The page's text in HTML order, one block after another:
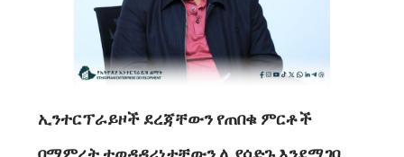
ኢንተርፕራይዞች ደረጃቸውን የጠበቁ ምርቶች